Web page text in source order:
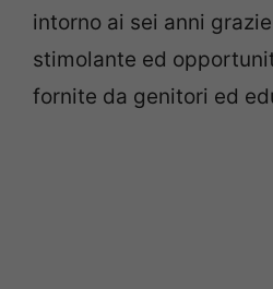
intorno ai sei anni
stimolante ed
fornite da genitori ed